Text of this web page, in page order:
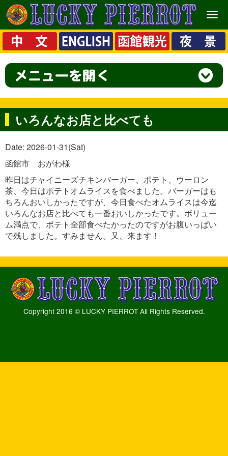
メ
ニ
ュ
ー
いろんなお店と比べても
Date: 2026-01-31(Sat)
函館市 おがわ様
昨日はチャイニーズチキンバーガー、ポテト、ウーロン
茶、今日はポテトオムライスを食べました。バーガーはも
ちろんおいしかったですが、今日食べたオムライスは今迄
いろんなお店と比べても一番おいしかったです。ボリュー
ム満点で、ポテト全部食べたかったのですがお腹いっぱい
で残しました。すみません。又、来ます！
Copyright 2016 © LUCKY PIERROT All Rights Reserved.